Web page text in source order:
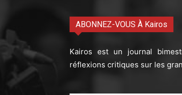
ABONNEZ-VOUS À Kairos
Kairos est un journal
réflexions critiques sur les